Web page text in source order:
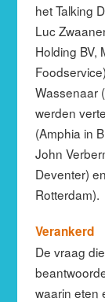
het Talking
Luc
Holding BV,
Wassenaar
werden
(Amphia in
John
Deventer)
Rotterdam).
Verankerd
De vraag
waarin eten